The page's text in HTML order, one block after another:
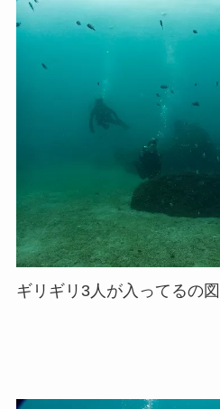
ギリギリ3人が入ってるの図